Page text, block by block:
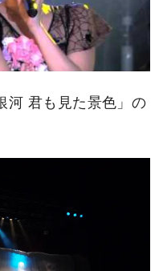
河 君も見た景色」の